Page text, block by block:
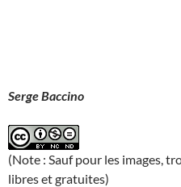
Serge Baccino
(Note : Sauf pour les images,
libres et gratuites)